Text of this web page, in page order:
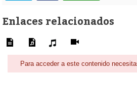
Enlaces relacionados
Para acceder a este contenido